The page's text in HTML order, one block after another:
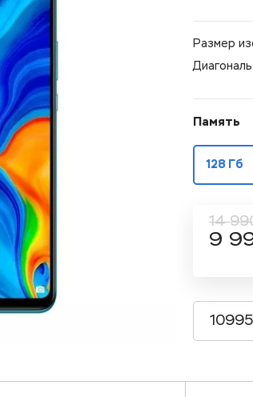
Размер
Память
128 Гб
9
14
10995